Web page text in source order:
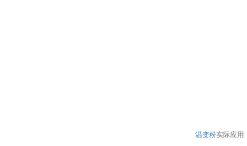
温变粉实际应用